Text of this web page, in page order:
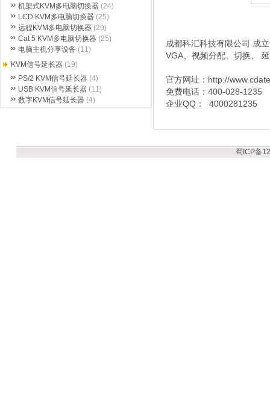
成都科汇科技有限公司 成
VGA、视频分配、切换、
官方网址：http://
免费电话：400-028-1235
企业QQ： 4000281235
蜀ICP备
机架式KVM多电脑切换器 (24)
LCD KVM多电脑切换器 (25)
远程KVM多电脑切换器 (29)
Cat 5 KVM多电脑切换器 (25)
电脑主机分享设备 (11)
KVM信号延长器 (19)
PS/2 KVM信号延长器 (4)
USB KVM信号延长器 (11)
数字KVM信号延长器 (4)